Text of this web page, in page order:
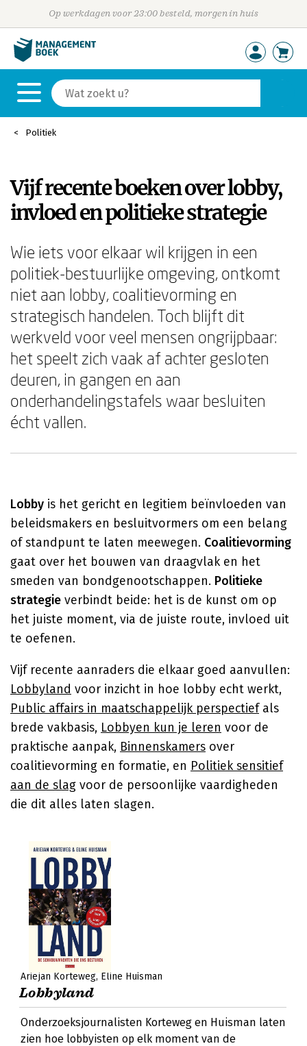
Op werkdagen voor 23:00 besteld, morgen in huis
Politiek
Vijf recente boeken over lobby,
invloed en politieke strategie
Wie iets voor elkaar wil krijgen in een
politiek-bestuurlijke omgeving, ontkomt
niet aan lobby, coalitievorming en
strategisch handelen. Toch blijft dit
werkveld voor veel mensen ongrijpbaar:
het speelt zich vaak af achter gesloten
deuren, in gangen en aan
onderhandelingstafels waar besluiten
écht vallen.
Lobby is het gericht en legitiem beïnvloeden van
beleidsmakers en besluitvormers om een belang
of standpunt te laten meewegen. Coalitievorming
gaat over het bouwen van draagvlak en het
smeden van bondgenootschappen. Politieke
strategie verbindt beide: het is de kunst om op
het juiste moment, via de juiste route, invloed uit
te oefenen.
Vijf recente aanraders die elkaar goed aanvullen:
Lobbyland voor inzicht in hoe lobby echt werkt,
Public affairs in maatschappelijk perspectiefals
brede vakbasis, Lobbyen kun je leren voor de
praktische aanpak, Binnenskamers over
coalitievorming en formatie, en Politiek sensitief
aan de slag voor de persoonlijke vaardigheden
die dit alles laten slagen.
Ariejan Korteweg Eline Huisman
Lobbyland
Onderzoeksjournalisten Korteweg en Huisman laten
zien hoe lobbyisten op elk moment van de